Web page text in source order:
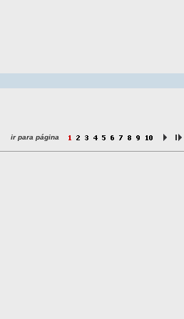
ir para página